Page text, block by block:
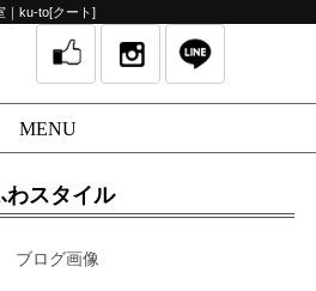
｜ku-to[クート]
MENU
わスタイル